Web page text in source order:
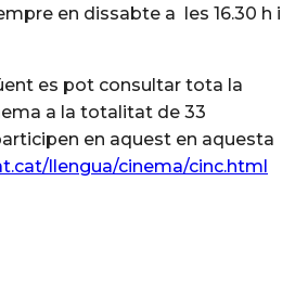
en dissabte a les 16.30 h i
es pot consultar tota la
a la totalitat de 33
en aquest en aquesta
llengua/cinema/cinc.html